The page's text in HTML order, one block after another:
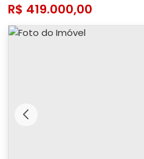
R$ 419.000,00